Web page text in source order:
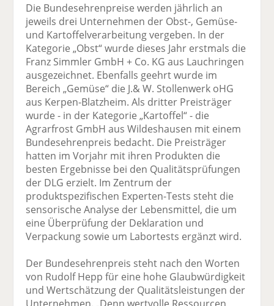
Die Bundesehrenpreise werden jährlich an
jeweils drei Unternehmen der Obst-, Gemüse-
und Kartoffelverarbeitung vergeben. In der
Kategorie „Obst“ wurde dieses Jahr erstmals die
Franz Simmler GmbH + Co. KG aus Lauchringen
ausgezeichnet. Ebenfalls geehrt wurde im
Bereich „Gemüse“ die J.& W. Stollenwerk oHG
aus Kerpen-Blatzheim. Als dritter Preisträger
wurde - in der Kategorie „Kartoffel“ - die
Agrarfrost GmbH aus Wildeshausen mit einem
Bundesehrenpreis bedacht. Die Preisträger
hatten im Vorjahr mit ihren Produkten die
besten Ergebnisse bei den Qualitätsprüfungen
der DLG erzielt. Im Zentrum der
produktspezifischen Experten-Tests steht die
sensorische Analyse der Lebensmittel, die um
eine Überprüfung der Deklaration und
Verpackung sowie um Labortests ergänzt wird.
Der Bundesehrenpreis steht nach den Worten
von Rudolf Hepp für eine hohe Glaubwürdigkeit
und Wertschätzung der Qualitätsleistungen der